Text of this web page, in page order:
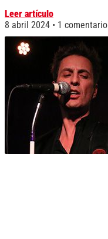
Leer artículo
8 abril 2024
1 comentario